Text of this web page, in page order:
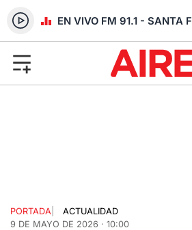
RADIO EN VIVO FM 91.1 - SANTA FE
PORTADA
ACTUALIDAD
9 DE MAYO DE 2026 · 10:00